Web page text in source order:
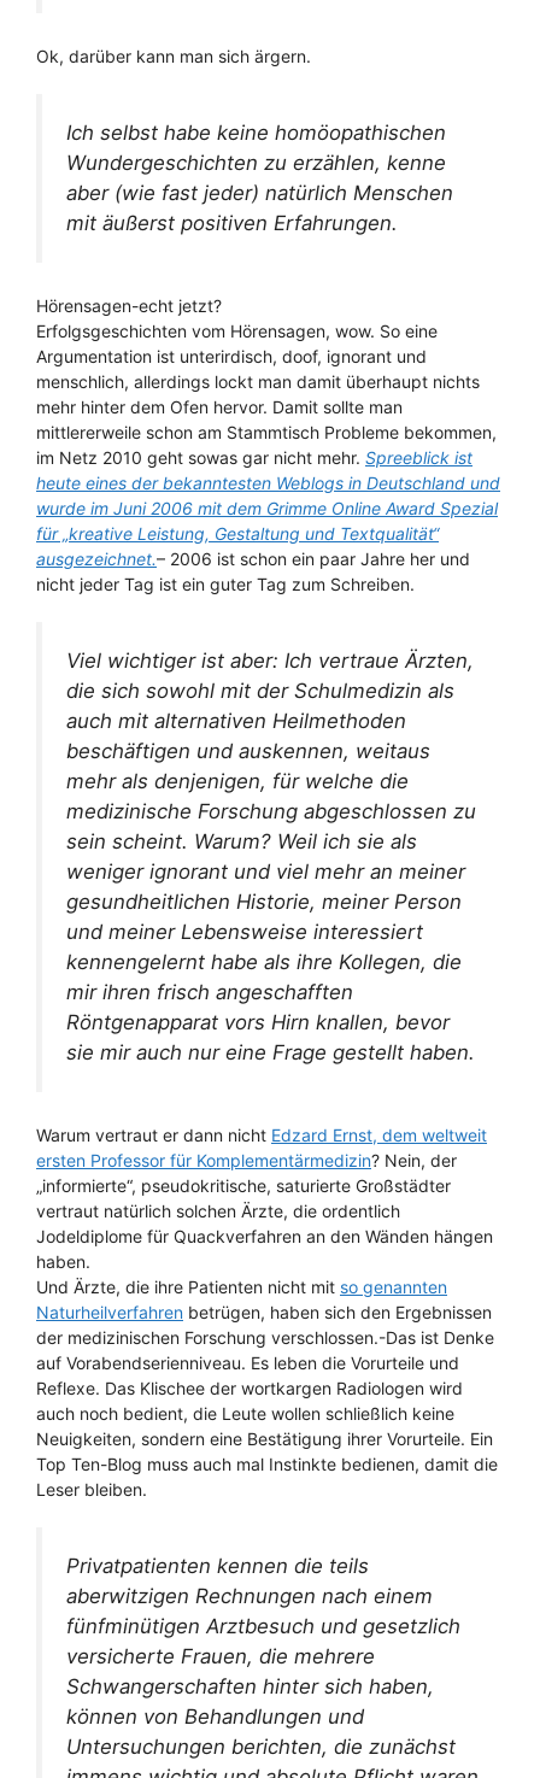
Ok, darüber kann man sich ärgern.
Ich selbst habe keine homöopathischen
Wundergeschichten zu erzählen, kenne
aber (wie fast jeder) natürlich Menschen
mit äußerst positiven Erfahrungen.
Hörensagen-echt jetzt?
Erfolgsgeschichten vom Hörensagen, wow. So eine
Argumentation ist unterirdisch, doof, ignorant und
menschlich, allerdings lockt man damit überhaupt nichts
mehr hinter dem Ofen hervor. Damit sollte man
mittlererweile schon am Stammtisch Probleme bekommen,
im Netz 2010 geht sowas gar nicht mehr. Spreeblick ist
heute eines der bekanntesten Weblogs in Deutschland und
wurde im Juni 2006 mit dem Grimme Online Award Spezial
für „kreative Leistung, Gestaltung und Textqualität“
ausgezeichnet.– 2006 ist schon ein paar Jahre her und
nicht jeder Tag ist ein guter Tag zum Schreiben.
Viel wichtiger ist aber: Ich vertraue Ärzten,
die sich sowohl mit der Schulmedizin als
auch mit alternativen Heilmethoden
beschäftigen und auskennen, weitaus
mehr als denjenigen, für welche die
medizinische Forschung abgeschlossen zu
sein scheint. Warum? Weil ich sie als
weniger ignorant und viel mehr an meiner
gesundheitlichen Historie, meiner Person
und meiner Lebensweise interessiert
kennengelernt habe als ihre Kollegen, die
mir ihren frisch angeschafften
Röntgenapparat vors Hirn knallen, bevor
sie mir auch nur eine Frage gestellt haben.
Warum vertraut er dann nicht Edzard Ernst, dem weltweit
ersten Professor für Komplementärmedizin? Nein, der
„informierte“, pseudokritische, saturierte Großstädter
vertraut natürlich solchen Ärzte, die ordentlich
Jodeldiplome für Quackverfahren an den Wänden hängen
haben.
Und Ärzte, die ihre Patienten nicht mit so genannten
Naturheilverfahren betrügen, haben sich den Ergebnissen
der medizinischen Forschung verschlossen.-Das ist Denke
auf Vorabendserienniveau. Es leben die Vorurteile und
Reflexe. Das Klischee der wortkargen Radiologen wird
auch noch bedient, die Leute wollen schließlich keine
Neuigkeiten, sondern eine Bestätigung ihrer Vorurteile. Ein
Top Ten-Blog muss auch mal Instinkte bedienen, damit die
Leser bleiben.
Privatpatienten kennen die teils
aberwitzigen Rechnungen nach einem
fünfminütigen Arztbesuch und gesetzlich
versicherte Frauen, die mehrere
Schwangerschaften hinter sich haben,
können von Behandlungen und
Untersuchungen berichten, die zunächst